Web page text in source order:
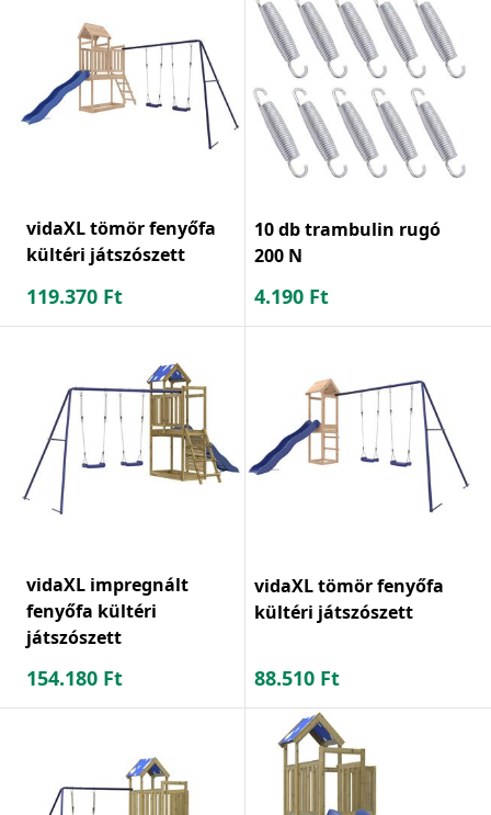
vidaXL tömör fenyőfa
kültéri játszószett
119.370 Ft
10 db trambulin rugó
200 N
4.190 Ft
vidaXL impregnált
fenyőfa kültéri
játszószett
154.180 Ft
vidaXL tömör fenyőfa
kültéri játszószett
88.510 Ft